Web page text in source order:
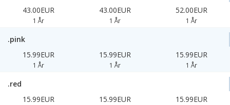
43.00EUR
1 År
43.00EUR
1 År
52.00EUR
1 År
.pink
15.99EUR
1 År
15.99EUR
1 År
15.99EUR
1 År
.red
15.99EUR
15.99EUR 15.99EUR